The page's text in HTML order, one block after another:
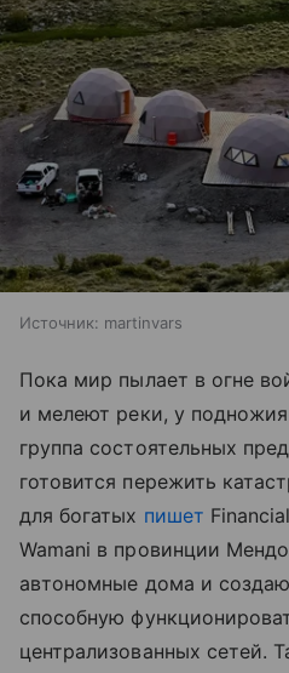
Источник: martinvars
Пока мир пылает в огне
и мелеют реки, у
группа состоятельных
готовится пережить
для богатых пишет
Wamani в провинции
автономные дома и
способную
централизованных сетей.